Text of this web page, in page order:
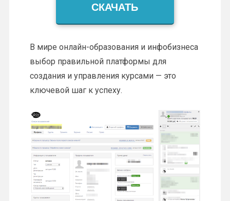
СКАЧАТЬ
В мире онлайн-образования и инфобизнеса
выбор правильной платформы для
создания и управления курсами — это
ключевой шаг к успеху.